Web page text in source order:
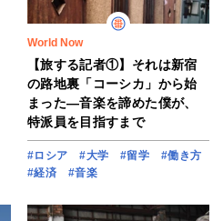
World Now
【旅する記者①】それは新宿
の路地裏「コーシカ」から始
まった―音楽を諦めた僕が、
特派員を目指すまで
#ロシア #大学 #留学
#働き方
#経済
#音楽